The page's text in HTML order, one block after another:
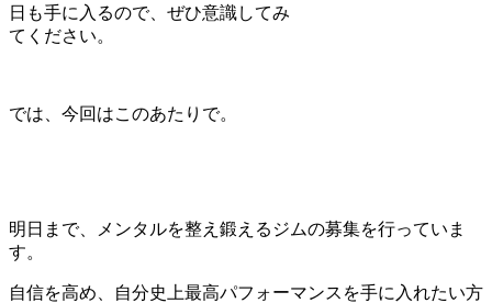
日も手に入るので、ぜひ意識してみ
てください。
では、今回はこのあたりで。
明日まで、メンタルを整え鍛えるジムの募集を行っていま
す。
自信を高め、自分史上最高パフォーマンスを手に入れたい方